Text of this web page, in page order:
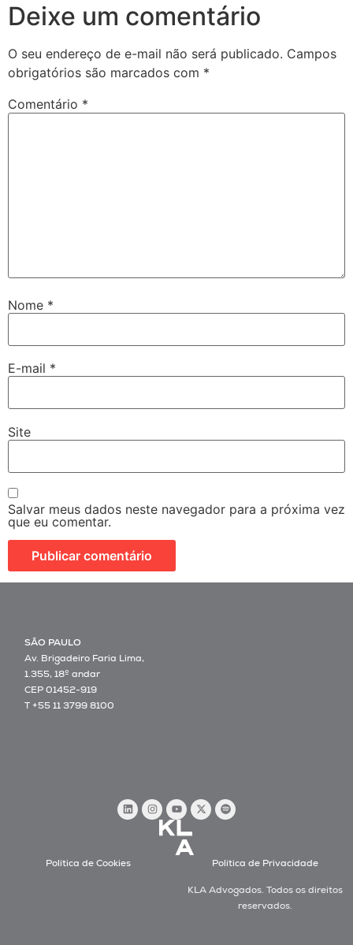
Deixe um comentário
O seu endereço de e-mail não será publicado. Campos
obrigatórios são marcados com *
Comentário *
Nome *
E-mail *
Site
Salvar meus dados neste navegador para a próxima vez
que eu comentar.
SÃO PAULO
Av. Brigadeiro Faria Lima,
1.355, 18º andar
CEP 01452-919
T +55 11 3799 8100
Política de Cookies Política de Privacidade
KLA Advogados. Todos os direitos
reservados.